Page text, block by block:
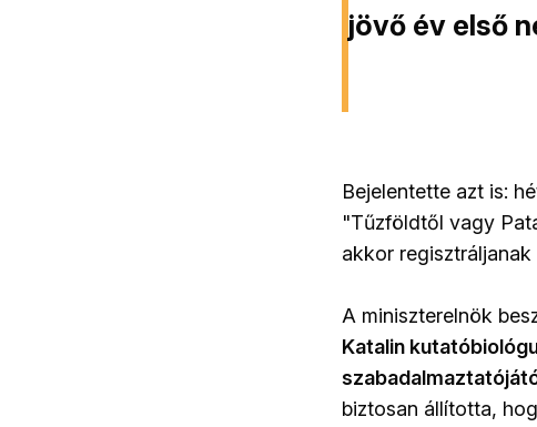
jövő év első
Bejelentette azt is:
"Tűzföldtől vagy
akkor
A miniszterelnök
Katalin
biztosan állította,